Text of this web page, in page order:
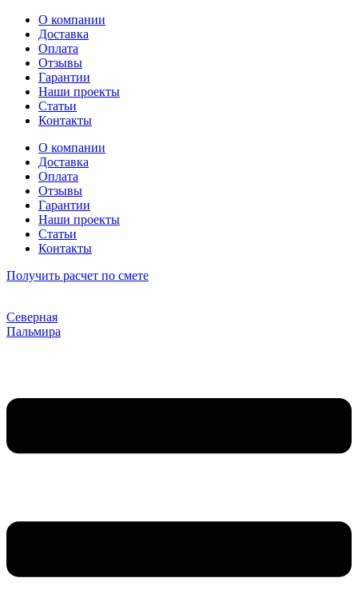
Перейти
содержимому
О компании
Доставка
Оплата
Отзывы
Гарантии
Наши проекты
Статьи
Контакты
О компании
Доставка
Оплата
Отзывы
Гарантии
Наши проекты
Статьи
Контакты
Получить расчет по смете
Северная
Пальмира